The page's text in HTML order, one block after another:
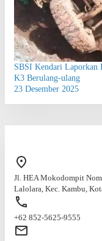
SBSI Kendari Laporkan
K3 Berulang-ulang
23 Desember 2025
Jl. HEA Mokodompit
Lalolara, Kec. Kambu,
+62 852-5625-9555